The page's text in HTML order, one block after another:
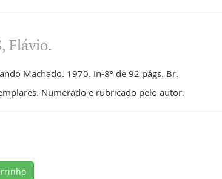
Flávio.
Machado. 1970. In-8º de 92 págs. Br.
Numerado e rubricado pelo autor.